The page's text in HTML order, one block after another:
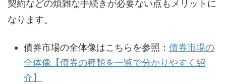
契約などの煩雑な手続きが必要ない点もメリットに
なります。
債券市場の全体像はこちらを参照： 債券市場の
全体像【債券の種類を一覧で分かりやすく紹
介】